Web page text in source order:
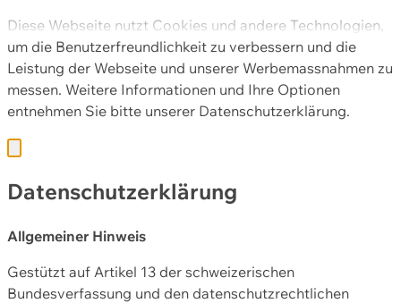
Diese Webseite nutzt Cookies und andere Technologien,
um die Benutzerfreundlichkeit zu verbessern und die
Leistung der Webseite und unserer Werbemassnahmen zu
messen. Weitere Informationen und Ihre Optionen
entnehmen Sie bitte unserer Datenschutzerklärung.
Datenschutzerklärung
Allgemeiner Hinweis
Gestützt auf Artikel 13 der schweizerischen
Bundesverfassung und den datenschutzrechtlichen